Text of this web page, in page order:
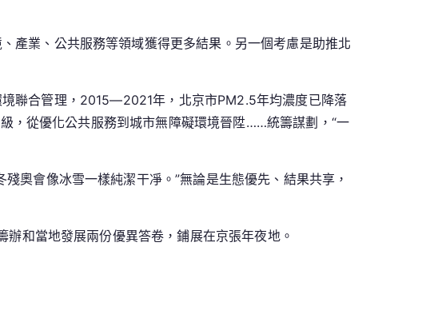
產業、公共服務等領域獲得更多結果。另一個考慮是助推北
聯合管理，2015—2021年，北京市PM2.5年均濃度已降落
，從優化公共服務到城市無障礙環境晉陞……統籌謀劃，“一
奧會像冰雪一樣純潔干凈。”無論是生態優先、結果共享，
辦和當地發展兩份優異答卷，鋪展在京張年夜地。